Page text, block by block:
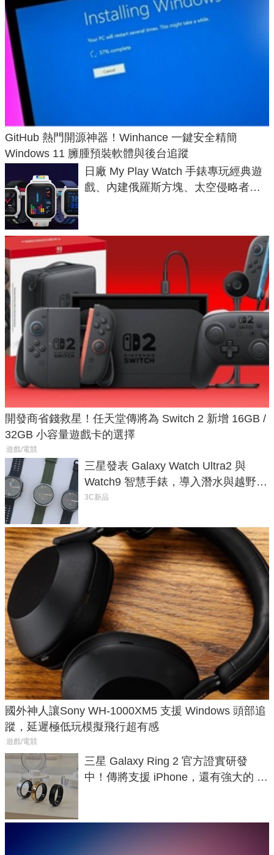
GitHub 熱門開源神器！Winhance 一鍵安全精簡
Windows 11 臃腫預裝軟體與後台追蹤
日廠 My Play Watch 手錶專玩經典遊
戲、內建俄羅斯方塊、太空侵略者，
開發商省錢救星！任天堂傳將為 Switch 2 新增 16GB /
32GB 小容量遊戲卡的選擇
遊戲/電競
三星發表 Galaxy Watch Ultra2 與
Watch9 智慧手錶，導入潛水與越野跑
導航功能
3C新品
國外神人讓Sony WH-1000XM5 支援 Windows 頭部追
蹤，延遲極低玩模擬飛行超有感
遊戲/電競
三星 Galaxy Ring 2 官方證實研發
中！傳將支援 iPhone，還有強大的 AI